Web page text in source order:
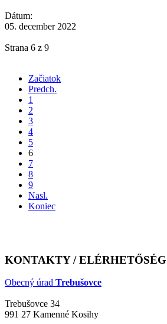
Dátum:
05. december 2022
Strana 6 z 9
Začiatok
Predch.
1
2
3
4
5
6
7
8
9
Nasl.
Koniec
KONTAKTY / ELÉRHETŐSÉG
Obecný úrad Trebušovce
Trebušovce 34
991 27 Kamenné Kosihy